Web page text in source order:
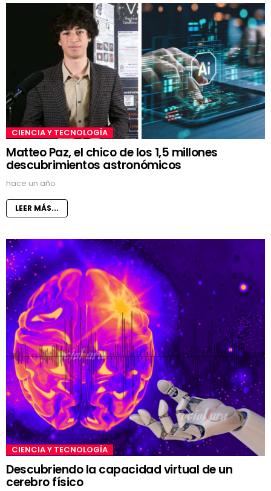
CIENCIA Y TECNOLOGÍA
Matteo Paz, el chico de los 1,5 millones
descubrimientos astronómicos
hace un año
LEER MÁS...
CIENCIA Y TECNOLOGÍA
Descubriendo la capacidad virtual de un
cerebro físico